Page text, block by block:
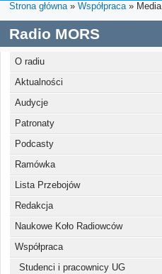
Strona główna» Współpraca» Media
Radio MORS
O radiu
Aktualności
Audycje
Patronaty
Podcasty
Ramówka
Lista Przebojów
Redakcja
Naukowe Koło Radiowców
Współpraca
Studenci i pracownicy UG